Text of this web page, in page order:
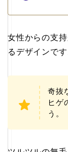
女性からの支
るデザインです
奇抜
ヒゲ
う。